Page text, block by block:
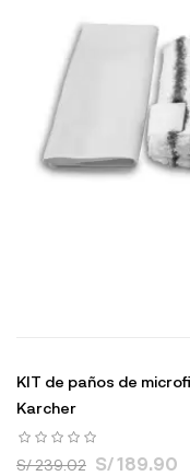
KIT de paños de
Karcher
S/ 239.02 S/ 189.90